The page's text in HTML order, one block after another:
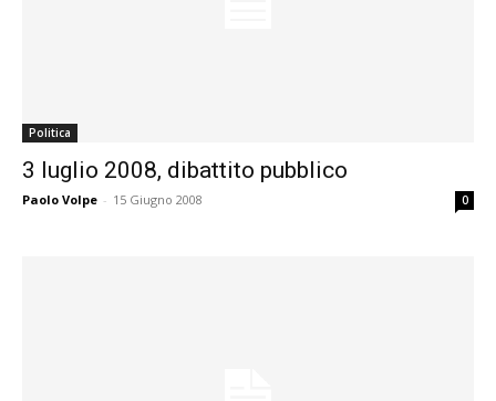
Politica
3 luglio 2008, dibattito pubblico
Paolo Volpe - 15 Giugno 2008 0